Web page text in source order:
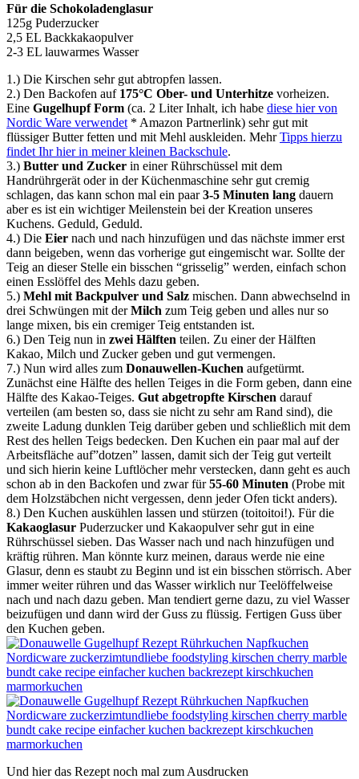
Für die Schokoladenglasur
125g Puderzucker
2,5 EL Backkakaopulver
2-3 EL lauwarmes Wasser
1.) Die Kirschen sehr gut abtropfen lassen.
2.) Den Backofen auf 175°C Ober- und Unterhitze vorheizen.
Eine Gugelhupf Form (ca. 2 Liter Inhalt, ich habe diese hier von
Nordic Ware verwendet * Amazon Partnerlink) sehr gut mit
flüssiger Butter fetten und mit Mehl auskleiden. MehrTipps hierzu
findet Ihr hier in meiner kleinen Backschule.
3.) Butter und Zucker in einer Rührschüssel mit dem
Handrührgerät oder in der Küchenmaschine sehr gut cremig
schlagen, das kann schon mal ein paar3-5 Minuten lang dauern
aber es ist ein wichtiger Meilenstein bei der Kreation unseres
Kuchens. Geduld, Geduld.
4.) Die Eier nach und nach hinzufügen und das nächste immer erst
dann beigeben, wenn das vorherige gut eingemischt war. Sollte der
Teig an dieser Stelle ein bisschen “grisselig” werden, einfach schon
einen Esslöffel des Mehls dazu geben.
5.) Mehl mit Backpulver und Salz mischen. Dann abwechselnd in
drei Schwüngen mit derMilch zum Teig geben und alles nur so
lange mixen, bis ein cremiger Teig entstanden ist.
6.) Den Teig nun in zwei Hälften teilen. Zu einer der Hälften
Kakao, Milch und Zucker geben und gut vermengen.
7.) Nun wird alles zum Donauwellen-Kuchen aufgetürmt.
Zunächst eine Hälfte des hellen Teiges in die Form geben, dann eine
Hälfte des Kakao-Teiges. Gut abgetropfte Kirschen darauf
verteilen (am besten so, dass sie nicht zu sehr am Rand sind), die
zweite Ladung dunklen Teig darüber geben und schließlich mit dem
Rest des hellen Teigs bedecken. Den Kuchen ein paar mal auf der
Arbeitsfläche auf”dotzen” lassen, damit sich der Teig gut verteilt
und sich hierin keine Luftlöcher mehr verstecken, dann geht es auch
schon ab in den Backofen und zwar für55-60 Minuten (Probe mit
dem Holzstäbchen nicht vergessen, denn jeder Ofen tickt anders).
8.) Den Kuchen auskühlen lassen und stürzen (toitoitoi!). Für die
Kakaoglasur Puderzucker und Kakaopulver sehr gut in eine
Rührschüssel sieben. Das Wasser nach und nach hinzufügen und
kräftig rühren. Man könnte kurz meinen, daraus werde nie eine
Glasur, denn es staubt zu Beginn und ist ein bisschen störrisch. Aber
immer weiter rühren und das Wasser wirklich nur Teelöffelweise
nach und nach dazu geben. Man tendiert gerne dazu, zu viel Wasser
beizufügen und dann wird der Guss zu flüssig. Fertigen Guss über
den Kuchen geben.
Und hier das Rezept noch mal zum Ausdrucken